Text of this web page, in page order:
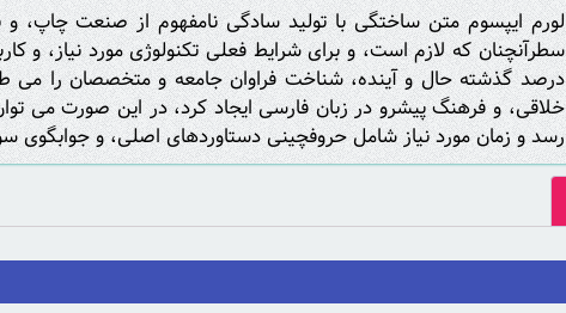
لورم ایپسوم متن ساختگی با تولید سادگی نامفهوم از صنعت چاپ، و
سطرآنچنان که لازم است، و برای شرایط فعلی تکنولوژی مورد نیاز، و
درصد گذشته حال و آینده، شناخت فراوان جامعه و متخصصان را می
خلاقی، و فرهنگ پیشرو در زبان فارسی ایجاد کرد، در این صورت می
رسد و زمان مورد نیاز شامل حروفچینی دستاوردهای اصلی، و جوابگوی